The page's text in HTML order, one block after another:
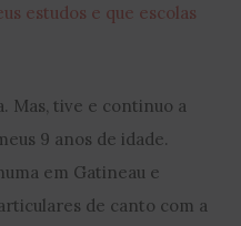
estudos e que escolas
Mas, tive e continuo a
9 anos de idade.
em Gatineau e
de canto com a